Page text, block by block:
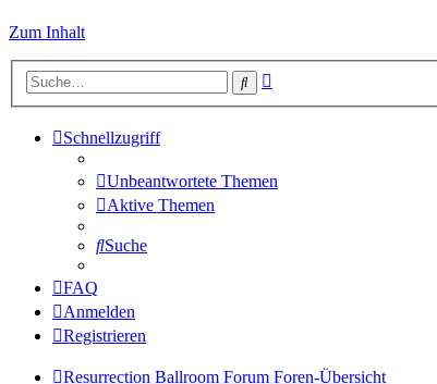
Zum Inhalt
Suche
Schnellzugriff
Unbeantwortete Themen
Aktive Themen
Suche
FAQ
Anmelden
Registrieren
Resurrection Ballroom Forum Foren-Übersicht